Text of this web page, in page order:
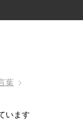
葉
います